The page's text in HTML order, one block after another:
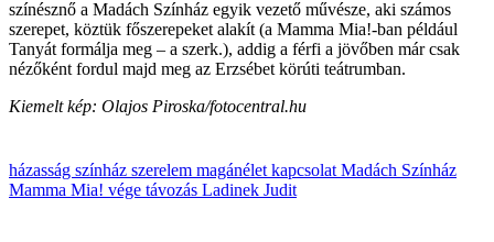
színésznő a Madách Színház egyik vezető művésze, aki számos
szerepet, köztük főszerepeket alakít (a Mamma Mia!-ban például
Tanyát formálja meg – a szerk.), addig a férfi a jövőben már csak
nézőként fordul majd meg az Erzsébet körúti teátrumban.
Kiemelt kép: Olajos Piroska/fotocentral.hu
házasság színház szerelem magánélet kapcsolat Madách Színház
Mamma Mia! vége távozás Ladinek Judit